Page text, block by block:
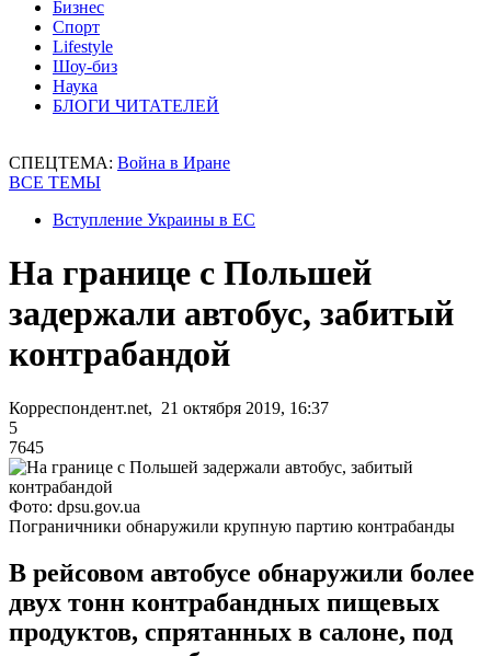
Бизнес
Спорт
Lifestyle
Шоу-биз
Наука
БЛОГИ ЧИТАТЕЛЕЙ
СПЕЦТЕМА: Война в Иране
ВСЕ ТЕМЫ
Вступление Украины в ЕС
На границе с Польшей
задержали автобус, забитый
контрабандой
Корреспондент.net, 21 октября 2019, 16:37
5
7645
Фото: dpsu.gov.ua
Пограничники обнаружили крупную партию контрабанды
В рейсовом автобусе обнаружили более
двух тонн контрабандных пищевых
продуктов, спрятанных в салоне, под